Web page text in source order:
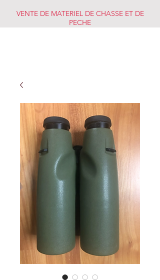
VENTE DE MATERIEL DE CHASSE ET DE
PECHE